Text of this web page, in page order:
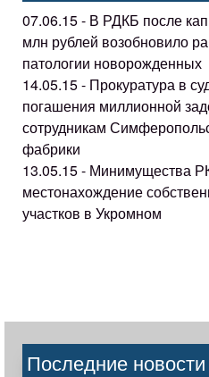
07.06.15 - В РДКБ после
млн рублей возобновило
патологии новорожденных
14.05.15 - Прокуратура в
погашения миллионной
сотрудникам
фабрики
13.05.15 - Минимущества
местонахождение
участков в Укромном
Последние новости